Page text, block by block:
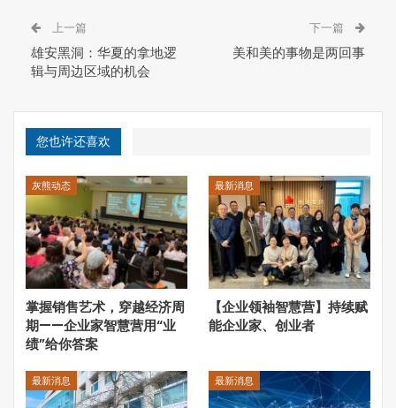
所谓安居，就是居住条件的改善；所谓乐业就是就业；所谓
好生活，就是更好的配套服务。这是城市化过程中的根本追
求。也是无论提出什么新概念背后的基本逻辑。而在这三个
因为中国城市化面对的基本框架是城乡二元，这个二元结构
给中国工业化和城市化进程带来了巨大的回旋余地和战略空
间。在建国之初，通过工农业剪刀差为工业化积累了必要的
资本；在城市化早期，通过上山下乡吸收了城市无法解决的
上一篇
雄安黑洞：华夏的拿地逻
辑与周边区域的机会
下一篇
美和美的事物是两回事
您也许还喜欢
灰熊动态
掌握销售艺术，穿越经济周
期——企业家智慧营用“业
绩”给你答案
最新消息
【企业领袖智慧营】持续赋
能企业家、创业者
最新消息 最新消息